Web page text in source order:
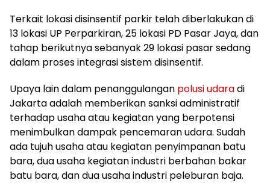
Terkait lokasi disinsentif parkir telah diberlakukan di
13 lokasi UP Perparkiran, 25 lokasi PD Pasar Jaya, dan
tahap berikutnya sebanyak 29 lokasi pasar sedang
dalam proses integrasi sistem disinsentif.
Upaya lain dalam penanggulangan polusi udaradi
Jakarta adalah memberikan sanksi administratif
terhadap usaha atau kegiatan yang berpotensi
menimbulkan dampak pencemaran udara. Sudah
ada tujuh usaha atau kegiatan penyimpanan batu
bara, dua usaha kegiatan industri berbahan bakar
batu bara, dan dua usaha industri peleburan baja.